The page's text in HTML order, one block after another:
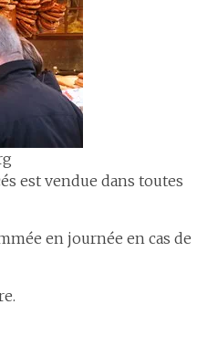
est vendue dans toutes
en journée en cas de